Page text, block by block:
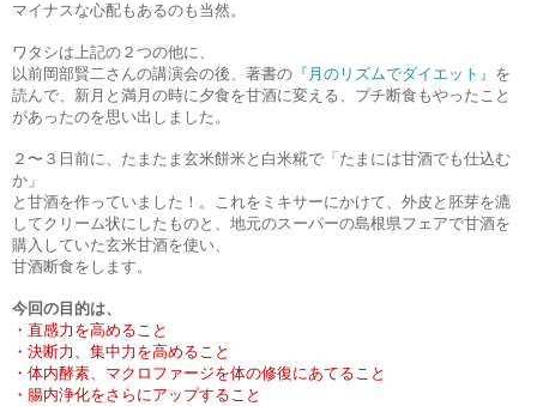
マイナスな心配もあるのも当然。
ワタシは上記の２つの他に、
以前岡部賢二さんの講演会の後、著書の 『月のリズムでダイエット』 を
読んで、新月と満月の時に夕食を甘酒に変える、プチ断食もやったこと
があったのを思い出しました。
２〜３日前に、たまたま玄米餅米と白米糀で「たまには甘酒でも仕込む
か」
と甘酒を作っていました！。これをミキサーにかけて、外皮と胚芽を漉
してクリーム状にしたものと、地元のスーパーの島根県フェアで甘酒を
購入していた玄米甘酒を使い、
甘酒断食をします。
今回の目的は、
・直感力を高めること
・決断力、集中力を高めること
・体内酵素、マクロファージを体の修復にあてること
・腸内浄化をさらにアップすること